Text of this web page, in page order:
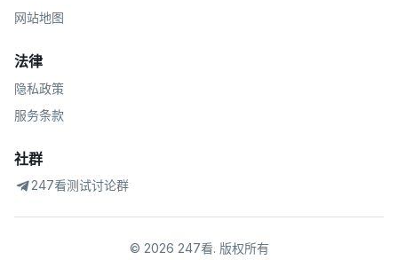
网站地图
法律
隐私政策
服务条款
社群
247看测试讨论群
© 2026 247看. 版权所有